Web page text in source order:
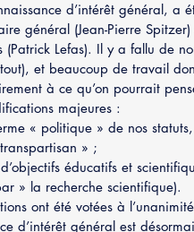
d’intérêt général, a
général (Jean-Pierre
(Patrick Lefas). Il y a fallu de
et beaucoup de travail
à ce qu’on pourrait
majeures :
« politique » de nos
» ;
éducatifs et
» la recherche scientifique).
ont été votées à
d’intérêt général est